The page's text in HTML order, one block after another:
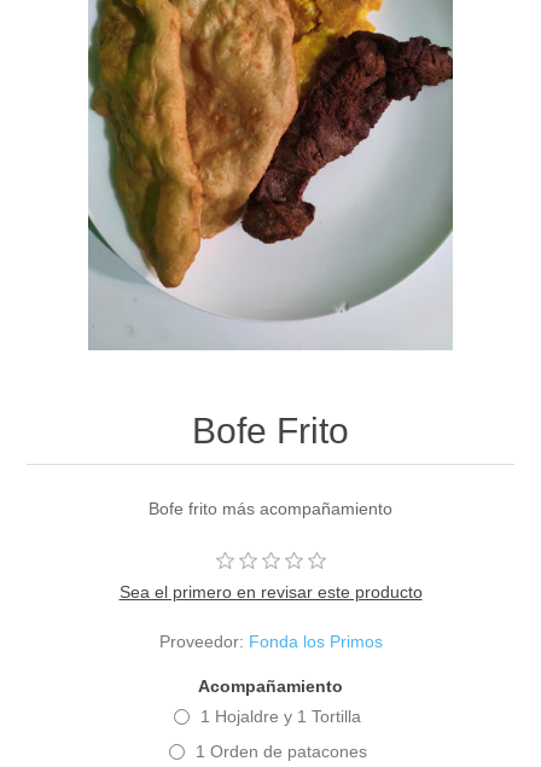
Bofe Frito
Bofe frito más acompañamiento
Sea el primero en revisar este producto
Proveedor: Fonda los Primos
Acompañamiento
1 Hojaldre y 1 Tortilla
1 Orden de patacones